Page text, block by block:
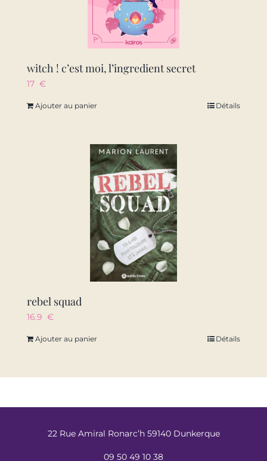
witch ! c’est moi, l’ingredient secret
17 €
Ajouter au panier Détails
rebel squad
16.9 €
Ajouter au panier Détails
22 Rue Amiral Ronarc’h 59140 Dunkerque
09 50 49 10 38